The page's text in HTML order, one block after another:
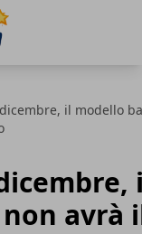
il modello
avrà